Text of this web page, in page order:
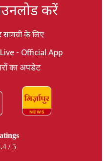
करें
सामग्री के लिए
- Official App
का अपडेट
/ 5